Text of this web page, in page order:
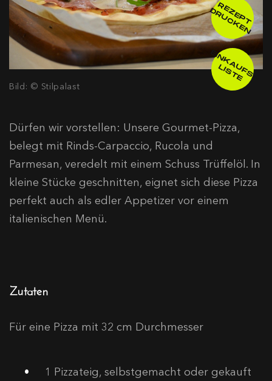
Bild: © Stilpalast
R
E
Z
E
P
T
D
R
U
C
K
E
N
E
IN
K
A
U
F
S
-
L
IS
T
E
Dürfen wir vorstellen: Unsere Gourmet-Pizza,
belegt mit Rinds-Carpaccio, Rucola und
Parmesan, veredelt mit einem Schuss Trüffelöl. In
kleine Stücke geschnitten, eignet sich diese Pizza
perfekt auch als edler Appetizer vor einem
italienischen Menü.
Zutaten
Für eine Pizza mit 32 cm Durchmesser
1 Pizzateig, selbstgemacht oder gekauft